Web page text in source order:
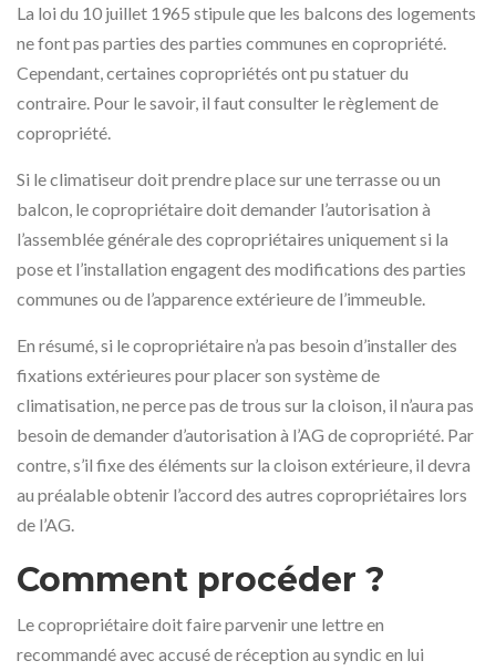
La loi du 10 juillet 1965 stipule que les balcons des logements
ne font pas parties des parties communes en copropriété.
Cependant, certaines copropriétés ont pu statuer du
contraire. Pour le savoir, il faut consulter le règlement de
copropriété.
Si le climatiseur doit prendre place sur une terrasse ou un
balcon, le copropriétaire doit demander l’autorisation à
l’assemblée générale des copropriétaires uniquement si la
pose et l’installation engagent des modifications des parties
communes ou de l’apparence extérieure de l’immeuble.
En résumé, si le copropriétaire n’a pas besoin d’installer des
fixations extérieures pour placer son système de
climatisation, ne perce pas de trous sur la cloison, il n’aura pas
besoin de demander d’autorisation à l’AG de copropriété. Par
contre, s’il fixe des éléments sur la cloison extérieure, il devra
au préalable obtenir l’accord des autres copropriétaires lors
de l’AG.
Comment procéder ?
Le copropriétaire doit faire parvenir une lettre en
recommandé avec accusé de réception au syndic en lui